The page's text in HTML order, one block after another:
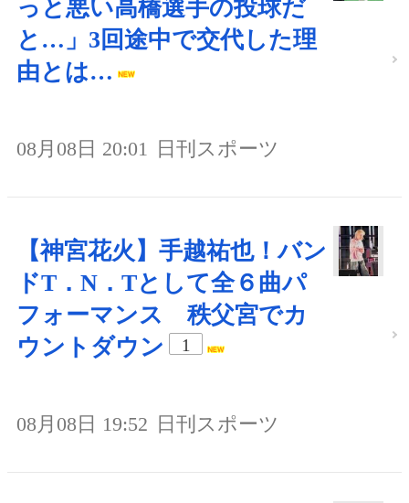
っと悪い高橋選手の投球だ
と…」3回途中で交代した理
由とは…
08月08日 20:01 日刊スポーツ
【神宮花火】手越祐也！バン
ドT．N．Tとして全６曲パ
フォーマンス 秩父宮でカ
ウントダウン
1
08月08日 19:52 日刊スポーツ